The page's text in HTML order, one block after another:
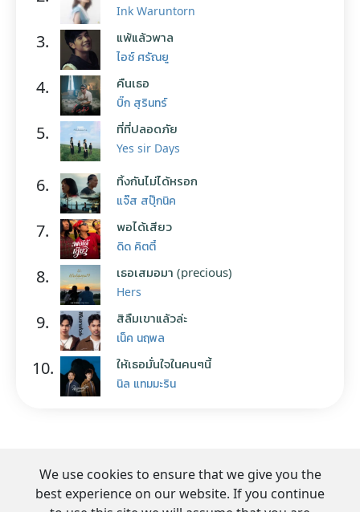
Ink Waruntorn
3. แพ้แล้วพาล
ไอซ์ ศรัณยู
4. คืนเธอ
บิ๊ก สุรินทร์
5. ที่ที่ปลอดภัย
Yes sir Days
6. ทิ้งกันไม่ได้หรอก
แจ๊ส สปุ๊กนิค
7. พอได้เสียว
ดิด คิตตี้
8. เธอเสมอมา (precious)
Hers
9. สิลืมเขาแล้วล่ะ
เน็ค นฤพล
10. ให้เธอมั่นใจในคนๆนี้
นิล แทมมะริน
We use cookies to ensure that we give you the
best experience on our website. If you continue